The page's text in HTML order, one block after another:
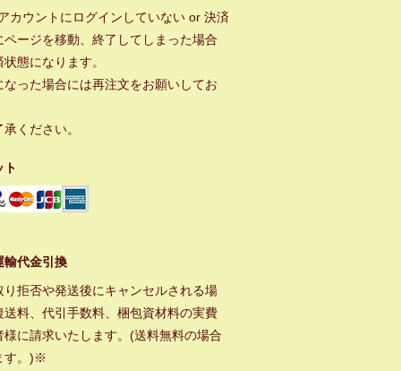
カウントにログインしていない or 決済
ページを移動、終了してしまった場合
態になります。
なった場合には再注文をお願いしてお
ください。
ト
輸代金引換
拒否や発送後にキャンセルされる場
送料、代引手数料、梱包資材料の実費
様に請求いたします。(送料無料の場合
す。)※